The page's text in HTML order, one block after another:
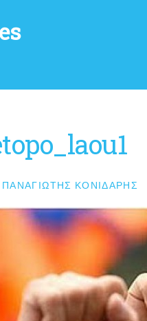
ΠΑΝΑΓΙΏΤΗΣ ΚΟΝΙΔΆΡΗΣ